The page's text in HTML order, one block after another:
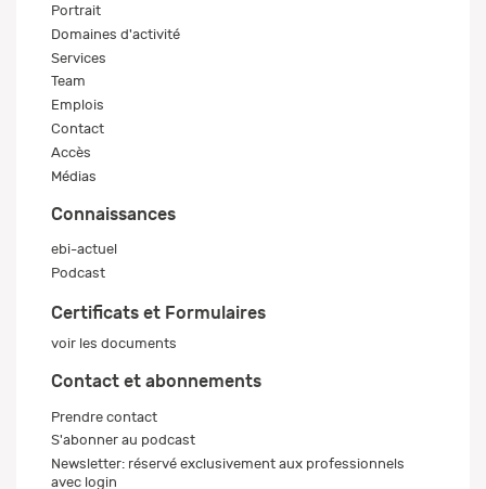
Portrait
Domaines d'activité
Services
Team
Emplois
Contact
Accès
Médias
Connaissances
ebi-actuel
Podcast
Certificats et Formulaires
voir les documents
Contact et abonnements
Prendre contact
S'abonner au podcast
Newsletter: réservé exclusivement aux professionnels
avec login